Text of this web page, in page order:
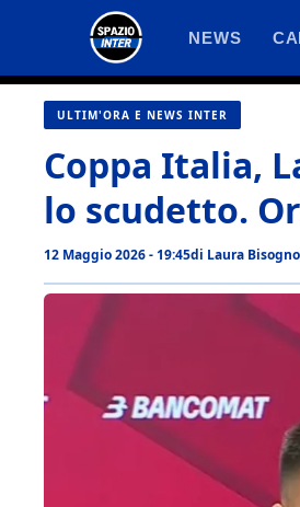
contenuto
NEWS
ULTIM'ORA E NEWS INTER
Coppa Italia,
lo scudetto.
12 Maggio 2026 - 19:45di Laura Bisogno